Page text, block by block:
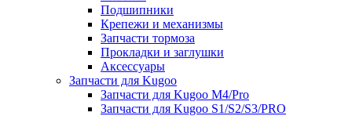
Подшипники
Крепежи и механизмы
Запчасти тормоза
Прокладки и заглушки
Аксессуары
Запчасти для Kugoo
Запчасти для Kugoo M4/Pro
Запчасти для Kugoo S1/S2/S3/PRO